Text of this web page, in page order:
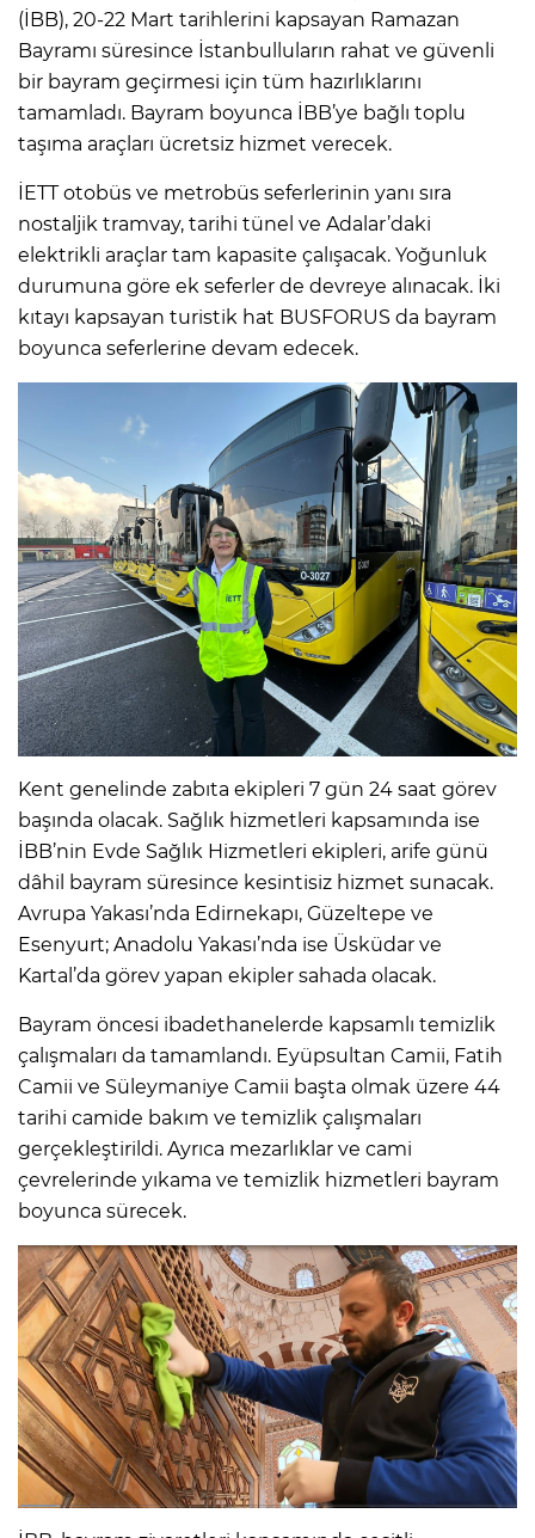
(İBB), 20-22 Mart tarihlerini kapsayan Ramazan
Bayramı süresince İstanbulluların rahat ve güvenli
bir bayram geçirmesi için tüm hazırlıklarını
tamamladı. Bayram boyunca İBB’ye bağlı toplu
taşıma araçları ücretsiz hizmet verecek.
İETT otobüs ve metrobüs seferlerinin yanı sıra
nostaljik tramvay, tarihi tünel ve Adalar’daki
elektrikli araçlar tam kapasite çalışacak. Yoğunluk
durumuna göre ek seferler de devreye alınacak. İki
kıtayı kapsayan turistik hat BUSFORUS da bayram
boyunca seferlerine devam edecek.
Kent genelinde zabıta ekipleri 7 gün 24 saat görev
başında olacak. Sağlık hizmetleri kapsamında ise
İBB’nin Evde Sağlık Hizmetleri ekipleri, arife günü
dâhil bayram süresince kesintisiz hizmet sunacak.
Avrupa Yakası’nda Edirnekapı, Güzeltepe ve
Esenyurt; Anadolu Yakası’nda ise Üsküdar ve
Kartal’da görev yapan ekipler sahada olacak.
Bayram öncesi ibadethanelerde kapsamlı temizlik
çalışmaları da tamamlandı. Eyüpsultan Camii, Fatih
Camii ve Süleymaniye Camii başta olmak üzere 44
tarihi camide bakım ve temizlik çalışmaları
gerçekleştirildi. Ayrıca mezarlıklar ve cami
çevrelerinde yıkama ve temizlik hizmetleri bayram
boyunca sürecek.